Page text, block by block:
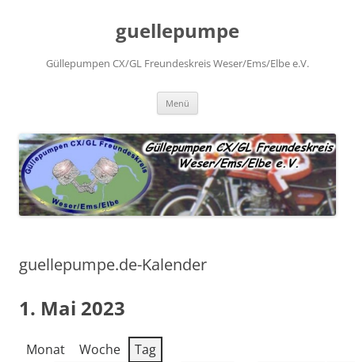
guellepumpe
Güllepumpen CX/GL Freundeskreis Weser/Ems/Elbe e.V.
Menü
guellepumpe.de-Kalender
1. Mai 2023
Monat Woche Tag